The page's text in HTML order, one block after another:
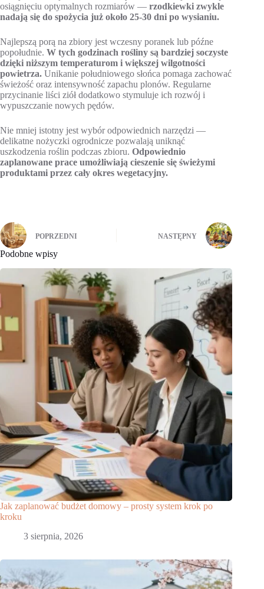
osiągnięciu optymalnych rozmiarów — rzodkiewki zwykle
nadają się do spożycia już około 25-30 dni po wysianiu.
Najlepszą porą na zbiory jest wczesny poranek lub późne
popołudnie. W tych godzinach rośliny są bardziej soczyste
dzięki niższym temperaturom i większej wilgotności
powietrza. Unikanie południowego słońca pomaga zachować
świeżość oraz intensywność zapachu plonów. Regularne
przycinanie liści ziół dodatkowo stymuluje ich rozwój i
wypuszczanie nowych pędów.
Nie mniej istotny jest wybór odpowiednich narzędzi —
delikatne nożyczki ogrodnicze pozwalają uniknąć
uszkodzenia roślin podczas zbioru. Odpowiednio
zaplanowane prace umożliwiają cieszenie się świeżymi
produktami przez cały okres wegetacyjny.
POPRZEDNI NASTĘPNY
Podobne wpisy
Jak zaplanować budżet domowy – prosty system krok po
kroku
3 sierpnia, 2026